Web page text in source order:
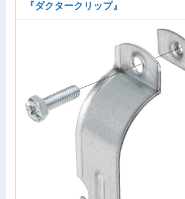
『ダクタークリップ』